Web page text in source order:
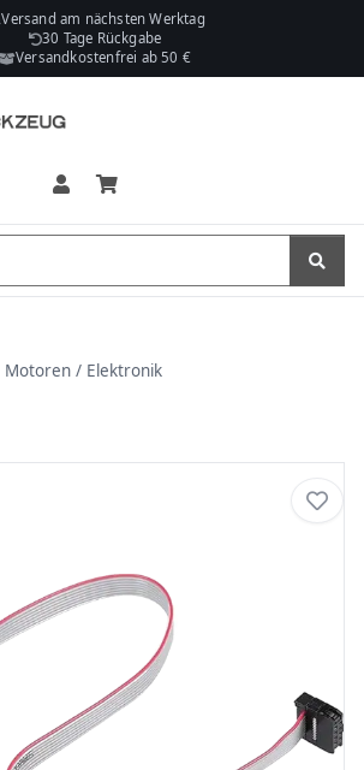
Versand am nächsten Werktag
30 Tage Rückgabe
Versandkostenfrei ab 50 €
Motoren / Elektronik